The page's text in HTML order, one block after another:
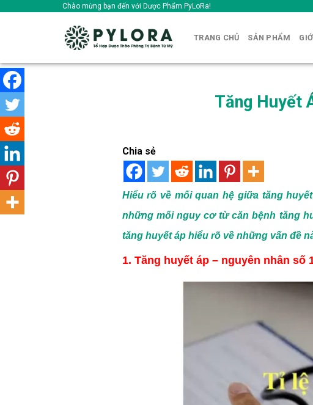
Chào mừng bạn đến với Dược Phẩm PyLoRa!
TRANG CHỦ SẢN PHẨM
Tăng Huyết
Chia sẻ
Hiểu rõ về mối quan hệ giữa tăng
những mối nguy cơ từ căn bệnh tăng
tăng huyết áp hiểu rõ về những vấn đề
1. Tăng huyết áp – nguyên nhân số